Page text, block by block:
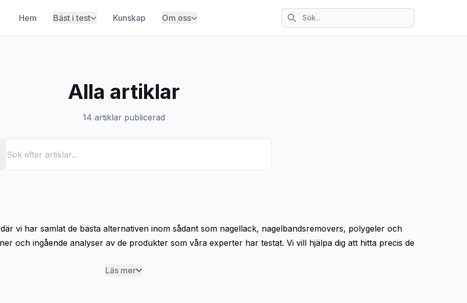
Sök ikon
Hem Bäst i test Kunskap Om oss
Alla artiklar
14 artiklar publicerad
vi har samlat de bästa alternativen inom sådant som nagellack, nagelbandsremovers, polygeler och
och ingående analyser av de produkter som våra experter har testat. Vi vill hjälpa dig att hitta precis de
Läs mer